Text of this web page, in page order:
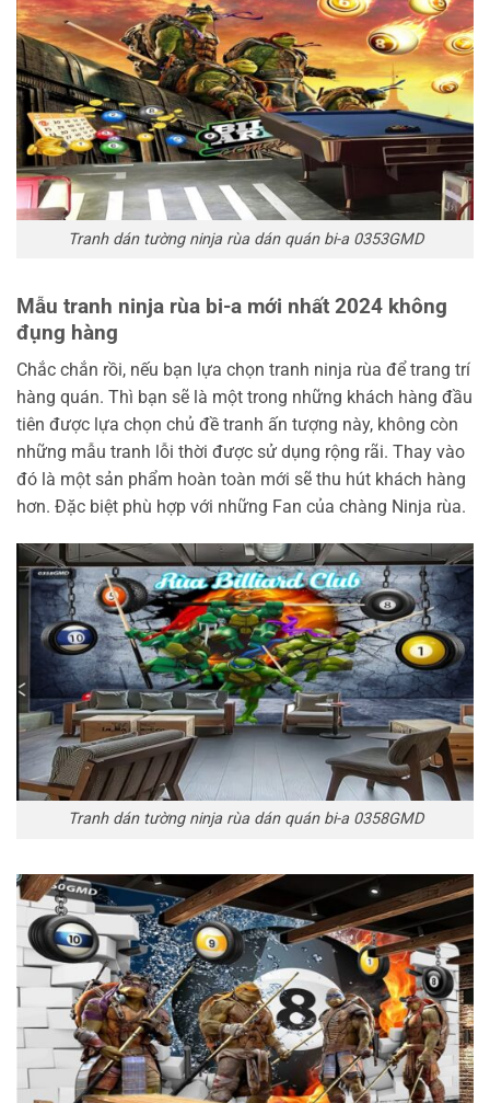
Tranh dán tường ninja rùa dán quán bi-a 0353GMD
Mẫu tranh ninja rùa bi-a mới nhất 2024 không
đụng hàng
Chắc chắn rồi, nếu bạn lựa chọn tranh ninja rùa để trang trí
hàng quán. Thì bạn sẽ là một trong những khách hàng đầu
tiên được lựa chọn chủ đề tranh ấn tượng này, không còn
những mẫu tranh lỗi thời được sử dụng rộng rãi. Thay vào
đó là một sản phẩm hoàn toàn mới sẽ thu hút khách hàng
hơn. Đặc biệt phù hợp với những Fan của chàng Ninja rùa.
Tranh dán tường ninja rùa dán quán bi-a 0358GMD